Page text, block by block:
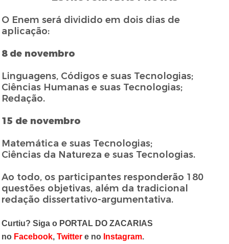
O Enem será dividido em dois dias de
aplicação:
8 de novembro
Linguagens, Códigos e suas Tecnologias;
Ciências Humanas e suas Tecnologias;
Redação.
15 de novembro
Matemática e suas Tecnologias;
Ciências da Natureza e suas Tecnologias.
Ao todo, os participantes responderão 180
questões objetivas, além da tradicional
redação dissertativo-argumentativa.
Curtiu? Siga o PORTAL DO ZACARIAS
no Facebook,Twitter e no Instagram.